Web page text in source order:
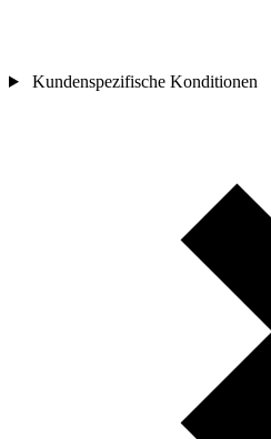
Kundenspezifische Konditionen